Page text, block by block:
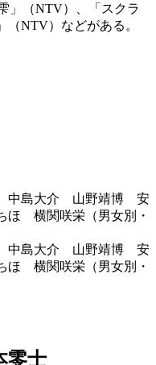
」（NTV）、「スクラ
（NTV）などがある。
零士